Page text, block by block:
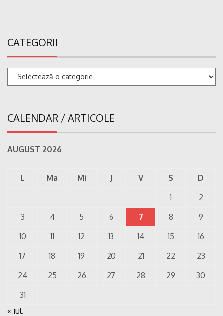
CATEGORII
Categorii
CALENDAR / ARTICOLE
AUGUST 2026
L Ma Mi J V S
D
1
2
3
4 5 6 7 8
9
10
11 12 13 14 15
16
17
18 19 20 21 22
23
24
25 26 27 28 29
30
31
« iul.